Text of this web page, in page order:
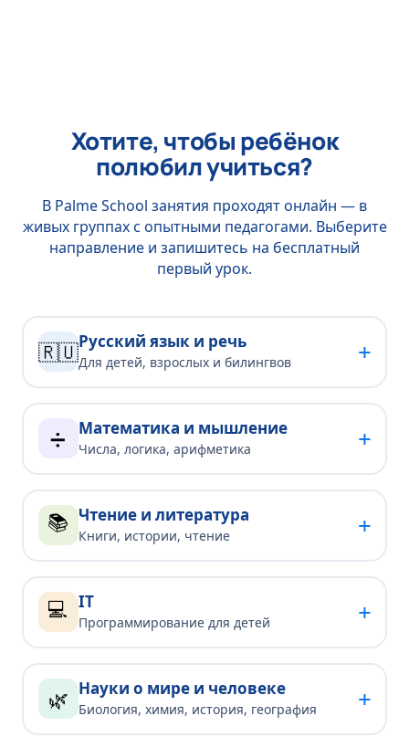
Хотите, чтобы ребёнок
полюбил учиться?
В Palme School занятия проходят онлайн — в
живых группах с опытными педагогами. Выберите
направление и запишитесь на бесплатный
первый урок.
🇷🇺Русский язык и речь
Для детей, взрослых и билингвов +
➗ Математика и мышление
Числа, логика, арифметика +
📚 Чтение и литература
Книги, истории, чтение +
💻 IT
Программирование для детей +
🌿 Науки о мире и человеке
Биология, химия, история, география +